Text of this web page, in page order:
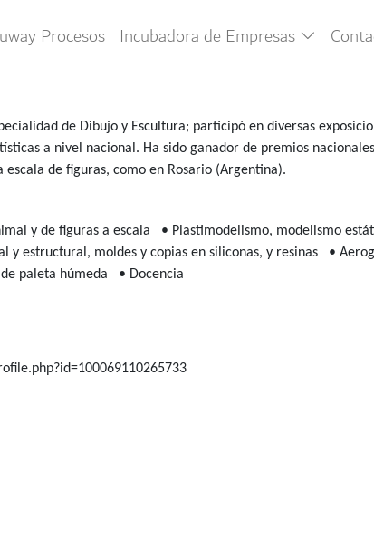
Procesos Incubadora de Empresas
de Dibujo y Escultura; participó en diversas
a nivel nacional. Ha sido ganador de premios nacionales
de figuras, como en Rosario (Argentina).
y de figuras a escala
• Plastimodelismo, modelismo
y estructural, moldes y copias en siliconas, y resinas
•
paleta húmeda
• Docencia